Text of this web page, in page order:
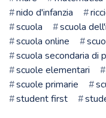
nido d'infanzia
scuola
scuola
scuola online
scuola secondaria di
scuole elementari
scuole primarie
student first